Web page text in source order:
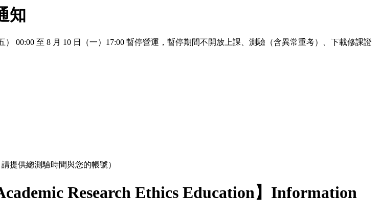
知
00:00 至 8 月 10 日（一）17:00 暫停營運，暫停期間不開放上課、測驗（含異常重考）、下載修課證
提供總測驗時間與您的帳號）
Research Ethics Education】Information